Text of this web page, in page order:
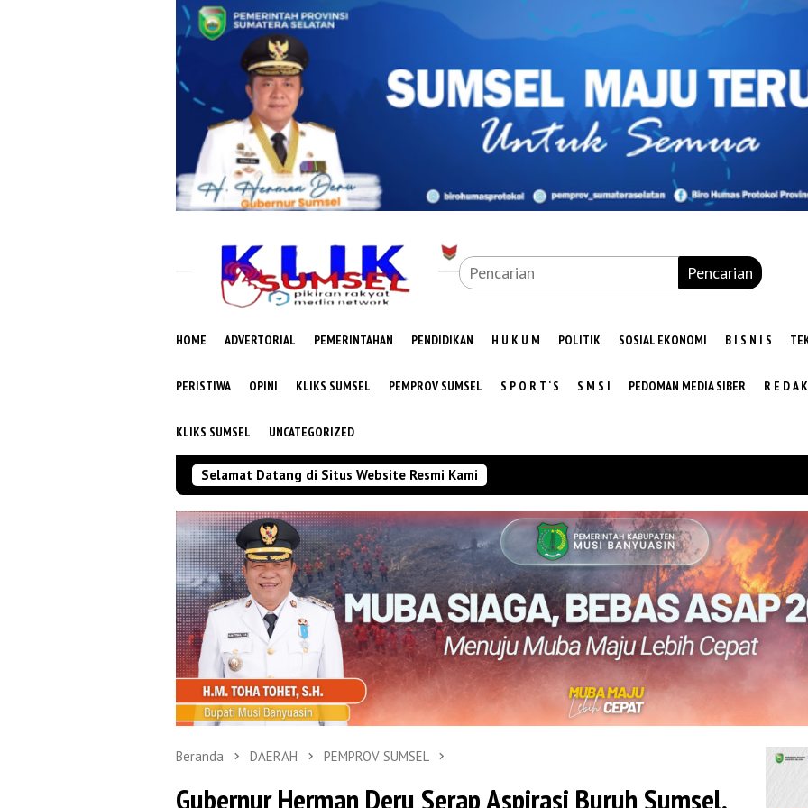
Pencarian
HOME ADVERTORIAL PEMERINTAHAN PENDIDIKAN H U K U M POLITIK SOSIAL EKONOMI B I S N I S
PERISTIWA OPINI KLIKS SUMSEL PEMPROV SUMSEL S P O R T ‘ S S M S I PEDOMAN MEDIA SIBER R E D A
KLIKS SUMSEL UNCATEGORIZED
Selamat Datang di Situs Website Resmi Kami
Beranda DAERAH PEMPROV SUMSEL
Gubernur Herman Deru Serap Aspirasi Buruh Sumsel,